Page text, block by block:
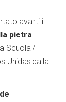
avanti i
pietra
Scuola /
Unidas dalla